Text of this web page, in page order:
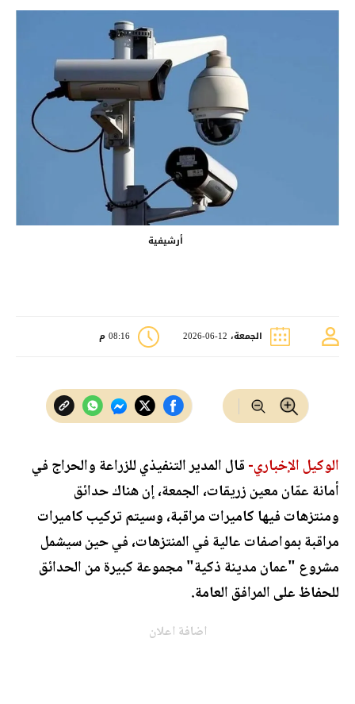
أرشيفية
الجمعة، 12-06-2026 08:16 م
الوكيل الإخباري-قال المدير التنفيذي للزراعة والحراج في
أمانة عمّان معين زريقات، الجمعة، إن هناك حدائق
ومنتزهات فيها كاميرات مراقبة، وسيتم تركيب كاميرات
مراقبة بمواصفات عالية في المنتزهات، في حين سيشمل
مشروع "عمان مدينة ذكية" مجموعة كبيرة من الحدائق
للحفاظ على المرافق العامة.
اضافة اعلان